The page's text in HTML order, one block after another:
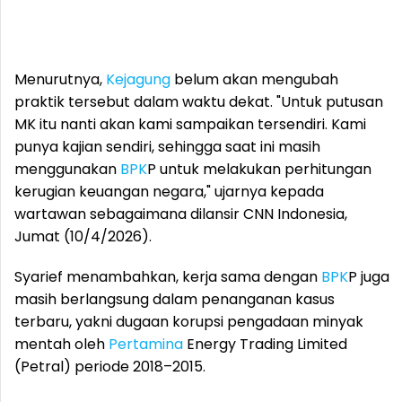
Menurutnya, Kejagung belum akan mengubah
praktik tersebut dalam waktu dekat. "Untuk putusan
MK itu nanti akan kami sampaikan tersendiri. Kami
punya kajian sendiri, sehingga saat ini masih
menggunakan BPKP untuk melakukan perhitungan
kerugian keuangan negara," ujarnya kepada
wartawan sebagaimana dilansir CNN Indonesia,
Jumat (10/4/2026).
Syarief menambahkan, kerja sama dengan BPKP juga
masih berlangsung dalam penanganan kasus
terbaru, yakni dugaan korupsi pengadaan minyak
mentah oleh Pertamina Energy Trading Limited
(Petral) periode 2018–2015.